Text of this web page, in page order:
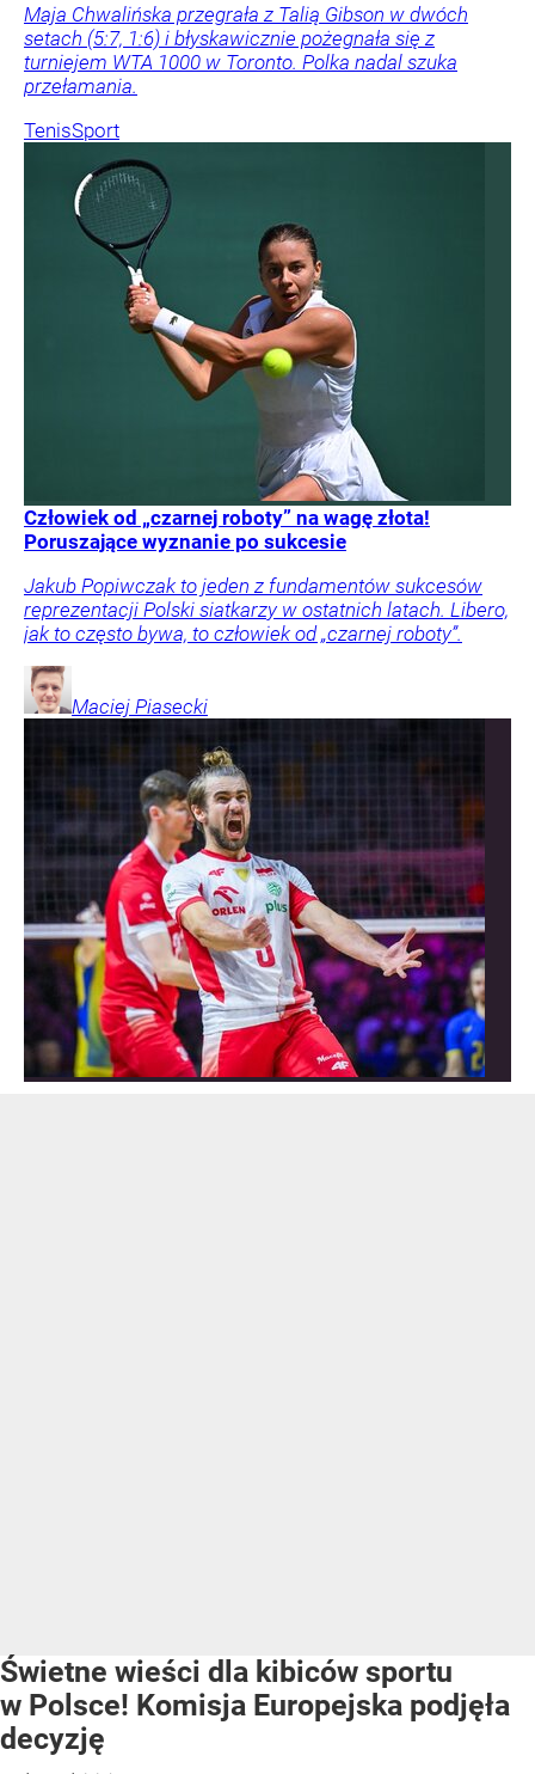
Maja Chwalińska przegrała z Talią Gibson w dwóch
setach (5:7, 1:6) i błyskawicznie pożegnała się z
turniejem WTA 1000 w Toronto. Polka nadal szuka
przełamania.
TenisSport
Człowiek od „czarnej roboty” na wagę złota!
Poruszające wyznanie po sukcesie
Jakub Popiwczak to jeden z fundamentów sukcesów
reprezentacji Polski siatkarzy w ostatnich latach. Libero,
jak to często bywa, to człowiek od „czarnej roboty”.
Maciej Piasecki
Świetne wieści dla kibiców sportu
w Polsce! Komisja Europejska podjęła
decyzję